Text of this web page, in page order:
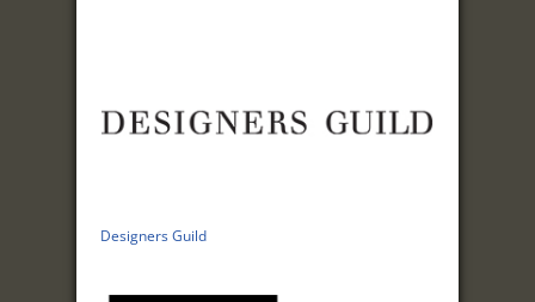
Designers Guild